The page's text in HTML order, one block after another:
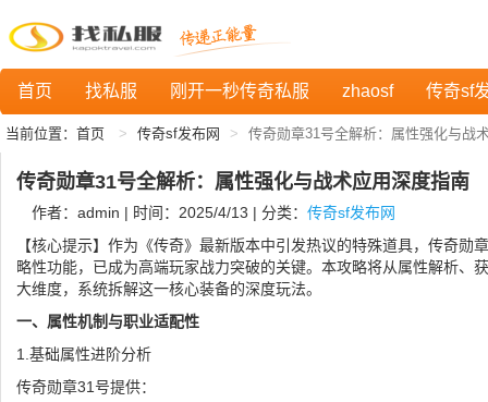
首页 找私服 刚开一秒传奇私服 zhaosf 传奇sf
当前位置： 首页 传奇sf发布网 传奇勋章31号全解析：属性强化与战
传奇勋章31号全解析：属性强化与战术应用深度指南
作者：admin | 时间：2025/4/13 | 分类： 传奇sf发布网
【核心提示】作为《传奇》最新版本中引发热议的特殊道具，传奇勋
略性功能，已成为高端玩家战力突破的关键。本攻略将从属性解析、
大维度，系统拆解这一核心装备的深度玩法。
一、属性机制与职业适配性
1.基础属性进阶分析
传奇勋章31号提供：